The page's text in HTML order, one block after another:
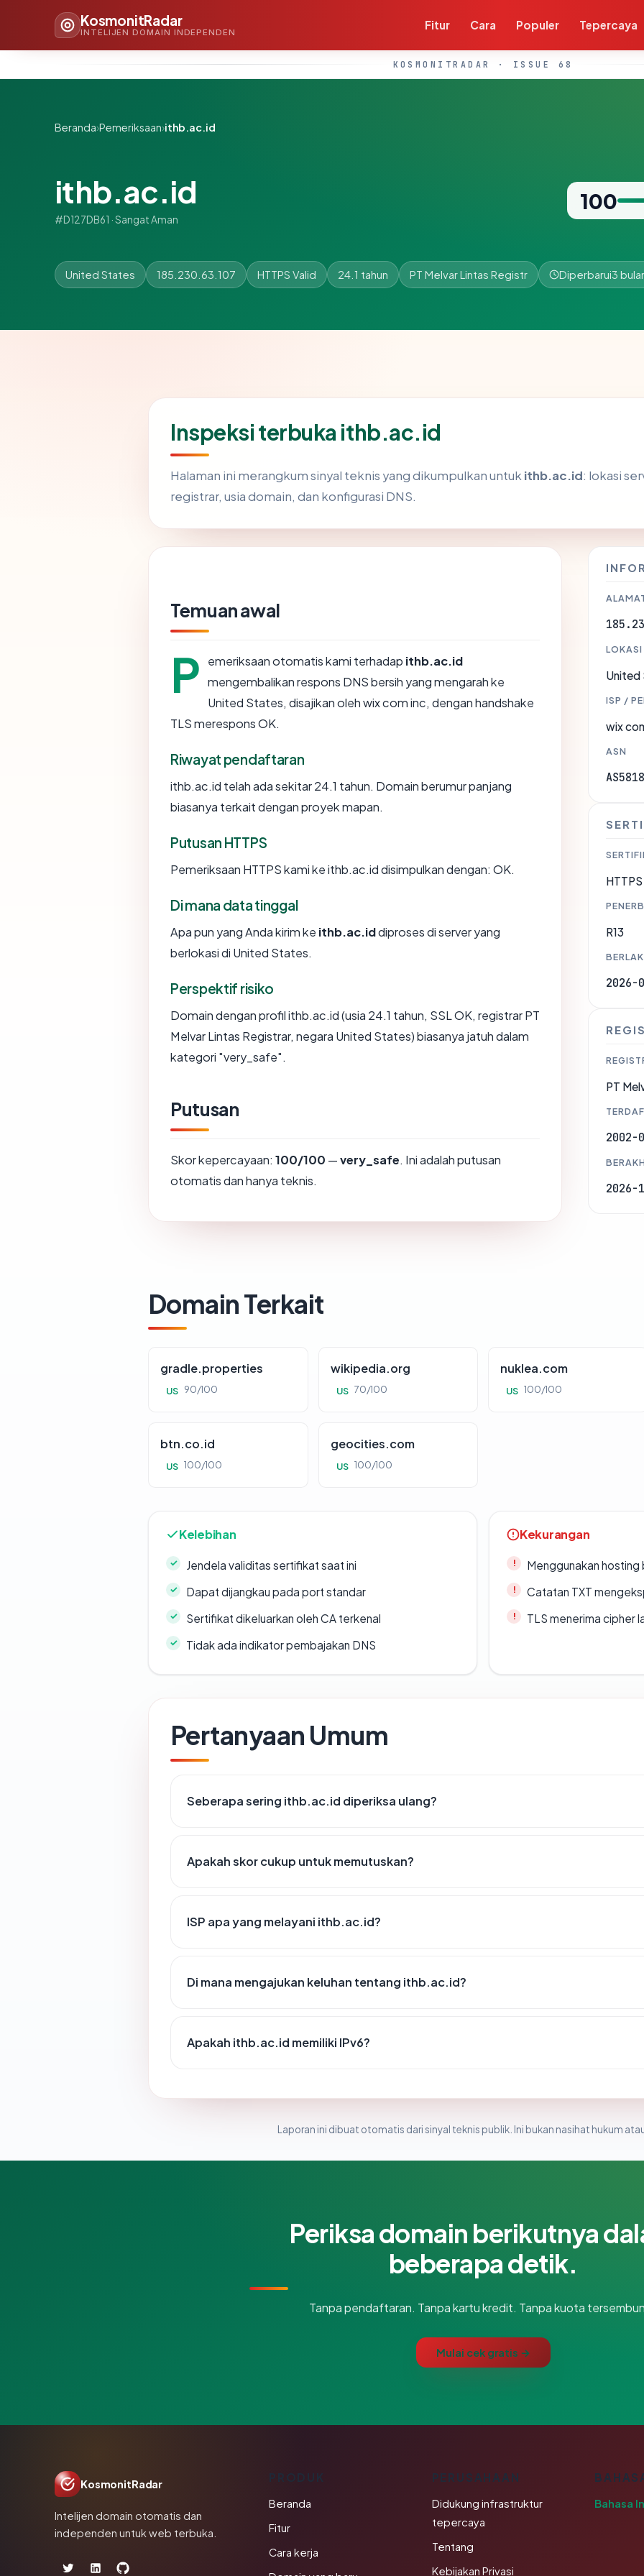
KosmonitRadar
INTELIJEN DOMAIN INDEPENDEN
Fitur Cara Populer Tepercaya
KOSMONITRADAR · ISSUE 68
Beranda›Pemeriksaan›ithb.ac.id
ithb.ac.id
#D127DB61 · Sangat Aman
100
United States 185.230.63.107 HTTPS Valid 24.1 tahun PT Melvar Lintas Registr Diperbarui3
Inspeksi terbuka ithb.ac.id
Halaman ini merangkum sinyal teknis yang dikumpulkan untuk ithb.ac.id: lokasi
registrar, usia domain, dan konfigurasi DNS.
Temuan awal
P emeriksaan otomatis kami terhadap ithb.ac.id
mengembalikan respons DNS bersih yang mengarah ke
United States, disajikan oleh wix com inc, dengan handshake
TLS merespons OK.
Riwayat pendaftaran
ithb.ac.id telah ada sekitar 24.1 tahun. Domain berumur panjang
biasanya terkait dengan proyek mapan.
Putusan HTTPS
Pemeriksaan HTTPS kami ke ithb.ac.id disimpulkan dengan: OK.
Di mana data tinggal
Apa pun yang Anda kirim ke ithb.ac.iddiproses di server yang
berlokasi di United States.
Perspektif risiko
Domain dengan profil ithb.ac.id (usia 24.1 tahun, SSL OK, registrar PT
Melvar Lintas Registrar, negara United States) biasanya jatuh dalam
kategori "very_safe".
Putusan
Skor kepercayaan: 100/100 —very_safe. Ini adalah putusan
otomatis dan hanya teknis.
LOKASI
United
ISP /
wix
ASN
R13
2026-
PT
2002-
2026-
Domain Terkait
gradle.properties
US 90/100
wikipedia.org
US 70/100
nuklea.com
US 100/100
btn.co.id
US 100/100
geocities.com
US 100/100
Kelebihan
Jendela validitas sertifikat saat ini
Dapat dijangkau pada port standar
Sertifikat dikeluarkan oleh CA terkenal
Tidak ada indikator pembajakan DNS
Kekurangan
Menggunakan
Catatan TXT
TLS menerima cipher
Pertanyaan Umum
Seberapa sering ithb.ac.id diperiksa ulang?
Apakah skor cukup untuk memutuskan?
ISP apa yang melayani ithb.ac.id?
Di mana mengajukan keluhan tentang ithb.ac.id?
Apakah ithb.ac.id memiliki IPv6?
Laporan ini dibuat otomatis dari sinyal teknis publik. Ini bukan nasihat hukum
Periksa domain berikutnya
beberapa detik.
Tanpa pendaftaran. Tanpa kartu kredit. Tanpa kuota
Mulai cek gratis →
KosmonitRadar
Intelijen domain otomatis dan
independen untuk web terbuka.
Beranda
Fitur
Cara kerja
PERUSAHAAN
Didukung infrastruktur
tepercaya
Tentang
Kebijakan Privasi
Bahasa